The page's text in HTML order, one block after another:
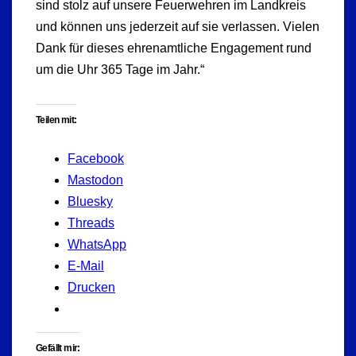
sind stolz auf unsere Feuerwehren im Landkreis
und können uns jederzeit auf sie verlassen. Vielen
Dank für dieses ehrenamtliche Engagement rund
um die Uhr 365 Tage im Jahr.“
Teilen mit:
Facebook
Mastodon
Bluesky
Threads
WhatsApp
E-Mail
Drucken
Gefällt mir: